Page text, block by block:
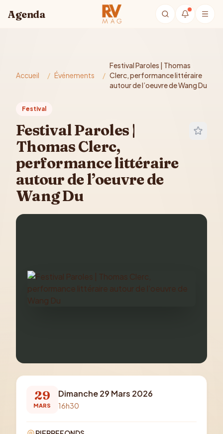
Agenda
Accueil / Événements /
Festival Paroles | Thomas
Clerc, performance littéraire
autour de l’oeuvre de Wang Du
Festival
Festival Paroles |
Thomas Clerc,
performance littéraire
autour de l’oeuvre de
Wang Du
29
MARS
Dimanche 29 Mars 2026
16h30